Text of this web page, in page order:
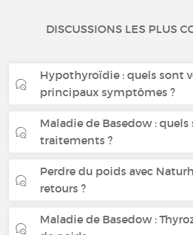
DISCUSSIONS LES PLUS
Hypothyroïdie : quels sont
principaux symptômes ?
Maladie de Basedow : quels
traitements ?
Perdre du poids avec
retours ?
Maladie de Basedow :